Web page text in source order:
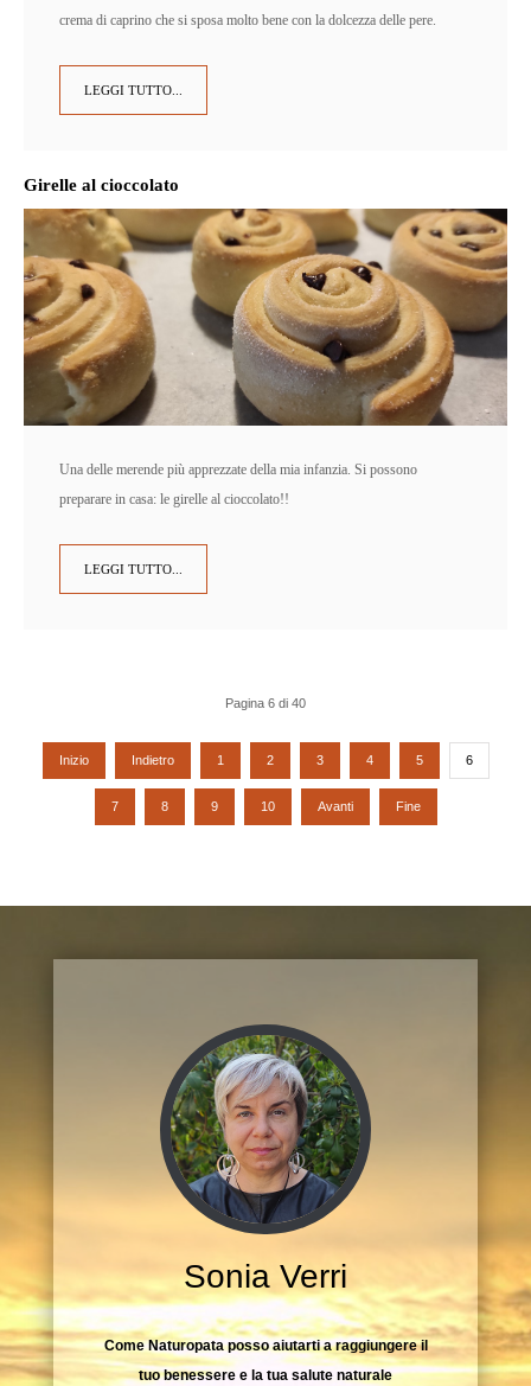
crema di caprino che si sposa molto bene con la dolcezza delle pere.
LEGGI TUTTO...
Girelle al cioccolato
Una delle merende più apprezzate della mia infanzia. Si possono
preparare in casa: le girelle al cioccolato!!
LEGGI TUTTO...
Pagina 6 di 40
Inizio Indietro 1 2 3 4 5 6
7 8 9 10 Avanti Fine
Sonia Verri
Come Naturopata posso aiutarti a raggiungere il
tuo benessere e la tua salute naturale